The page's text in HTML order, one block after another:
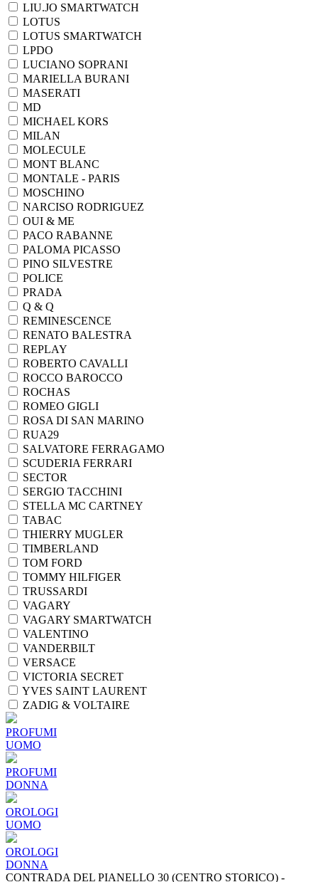
LIU.JO SMARTWATCH
LOTUS
LOTUS SMARTWATCH
LPDO
LUCIANO SOPRANI
MARIELLA BURANI
MASERATI
MD
MICHAEL KORS
MILAN
MOLECULE
MONT BLANC
MONTALE - PARIS
MOSCHINO
NARCISO RODRIGUEZ
OUI & ME
PACO RABANNE
PALOMA PICASSO
PINO SILVESTRE
POLICE
PRADA
Q & Q
REMINESCENCE
RENATO BALESTRA
REPLAY
ROBERTO CAVALLI
ROCCO BAROCCO
ROCHAS
ROMEO GIGLI
ROSA DI SAN MARINO
RUA29
SALVATORE FERRAGAMO
SCUDERIA FERRARI
SECTOR
SERGIO TACCHINI
STELLA MC CARTNEY
TABAC
THIERRY MUGLER
TIMBERLAND
TOM FORD
TOMMY HILFIGER
TRUSSARDI
VAGARY
VAGARY SMARTWATCH
VALENTINO
VANDERBILT
VERSACE
VICTORIA SECRET
YVES SAINT LAURENT
ZADIG & VOLTAIRE
PROFUMI
UOMO
PROFUMI
DONNA
OROLOGI
UOMO
OROLOGI
DONNA
CONTRADA DEL PIANELLO 30 (CENTRO STORICO) -